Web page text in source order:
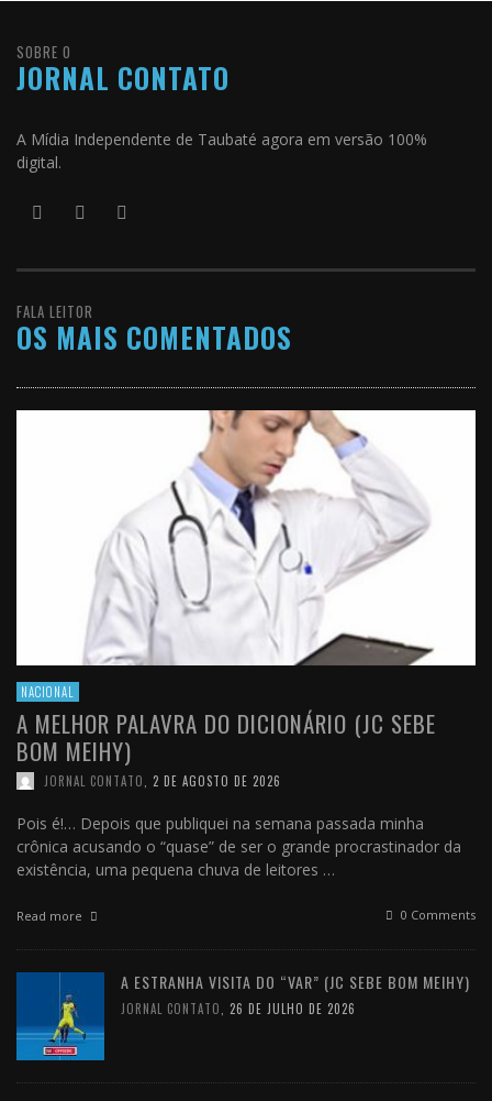
SOBRE O
JORNAL CONTATO
A Mídia Independente de Taubaté agora em versão 100%
digital.
FALA LEITOR
OS MAIS COMENTADOS
NACIONAL
A MELHOR PALAVRA DO DICIONÁRIO (JC SEBE
BOM MEIHY)
JORNAL CONTATO 2 DE AGOSTO DE 2026
Pois é!… Depois que publiquei na semana passada minha
crônica acusando o “quase” de ser o grande procrastinador da
existência, uma pequena chuva de leitores …
Read more 0 Comments
A ESTRANHA VISITA DO “VAR” (JC SEBE BOM MEIHY)
JORNAL CONTATO 26 DE JULHO DE 2026